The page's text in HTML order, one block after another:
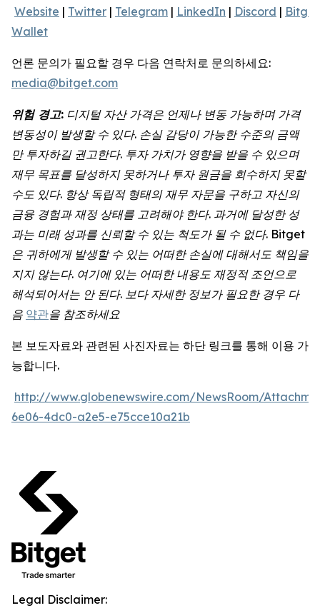
Website | Twitter | Telegram | LinkedIn | Discord | Bitget
Wallet
언론 문의가 필요할 경우 다음 연락처로 문의하세요:
media@bitget.com
위험 경고: 디지털 자산 가격은 언제나 변동 가능하며 가격
변동성이 발생할 수 있다. 손실 감당이 가능한 수준의 금액
만 투자하길 권고한다. 투자 가치가 영향을 받을 수 있으며
재무 목표를 달성하지 못하거나 투자 원금을 회수하지 못할
수도 있다. 항상 독립적 형태의 재무 자문을 구하고 자신의
금융 경험과 재정 상태를 고려해야 한다. 과거에 달성한 성
과는 미래 성과를 신뢰할 수 있는 척도가 될 수 없다. Bitget
은 귀하에게 발생할 수 있는 어떠한 손실에 대해서도 책임을
지지 않는다. 여기에 있는 어떠한 내용도 재정적 조언으로
해석되어서는 안 된다. 보다 자세한 정보가 필요한 경우 다
음 약관을 참조하세요
본 보도자료와 관련된 사진자료는 하단 링크를 통해 이용 가
능합니다.
http://www.globenewswire.com/NewsRoom/
6e06-4dc0-a2e5-e75cce10a21b
Legal Disclaimer: